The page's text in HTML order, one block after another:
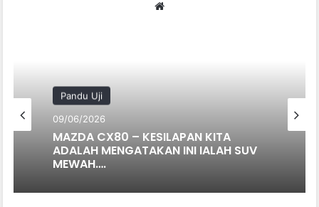
Pandu Uji
09/06/2026
MAZDA CX80 – KESILAPAN KITA
ADALAH MENGATAKAN INI IALAH SUV
MEWAH….